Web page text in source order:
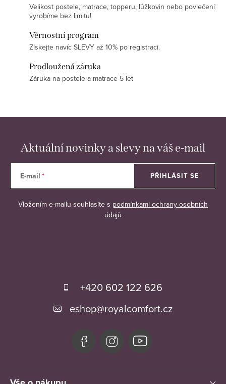
Velikost postele, matrace, topperu, lůžkovin nebo povlečení
vyrobíme bez limitu!
Věrnostní program
Získejte navíc SLEVY až 10% po registraci.
Prodloužená záruka
Záruka na postele a matrace 5 let
Aktuální novinky a slevy na váš e-mail
E-mail
Vložením e-mailu souhlasíte s podmínkami ochrany osobních
údajů
PŘIHLÁSIT SE
+420 602 122 626
eshop@royalcomfort.cz